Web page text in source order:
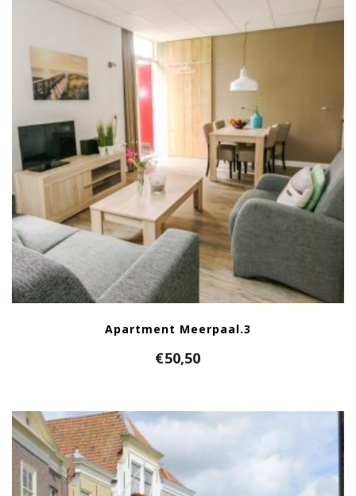
Apartment Meerpaal.3
€50,50